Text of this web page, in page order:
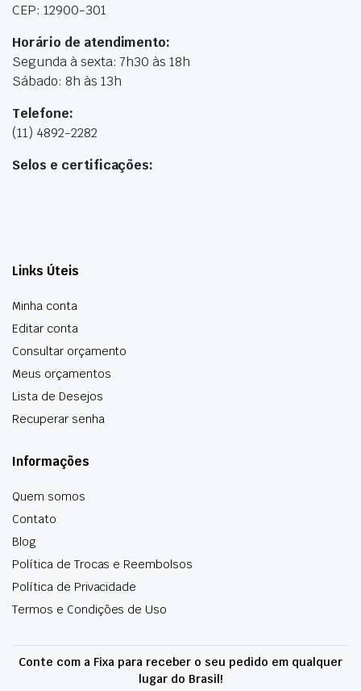
CEP: 12900-301
Horário de atendimento:
Segunda à sexta: 7h30 às 18h
Sábado: 8h às 13h
Telefone:
(11) 4892-2282
Selos e certificações:
Links Úteis
Minha conta
Editar conta
Consultar orçamento
Meus orçamentos
Lista de Desejos
Recuperar senha
Informações
Quem somos
Contato
Blog
Política de Trocas e Reembolsos
Política de Privacidade
Termos e Condições de Uso
Conte com a Fixa para receber o seu pedido em qualquer
lugar do Brasil!